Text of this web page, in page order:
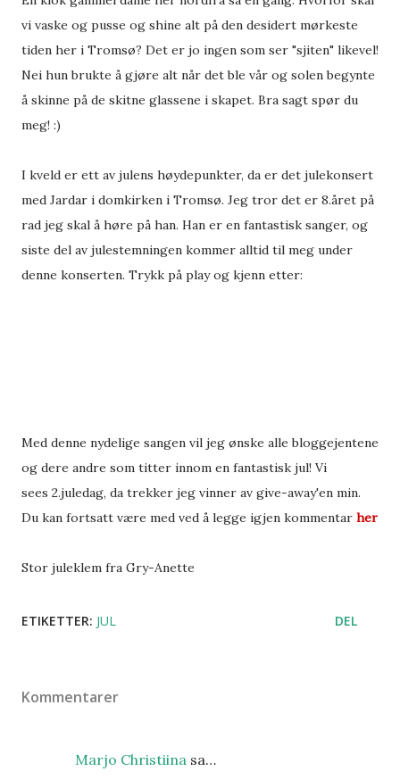
vi vaske og pusse og shine alt på den desidert mørkeste
tiden her i Tromsø? Det er jo ingen som ser "sjiten" likevel!
Nei hun brukte å gjøre alt når det ble vår og solen begynte
å skinne på de skitne glassene i skapet. Bra sagt spør du
meg! :)
I kveld er ett av julens høydepunkter, da er det julekonsert
med Jardar i domkirken i Tromsø. Jeg tror det er 8.året på
rad jeg skal å høre på han. Han er en fantastisk sanger, og
siste del av julestemningen kommer alltid til meg under
denne konserten. Trykk på play og kjenn etter:
Med denne nydelige sangen vil jeg ønske alle bloggejentene
og dere andre som titter innom en fantastisk jul! Vi
sees 2.juledag, da trekker jeg vinner av give-away'en min.
Du kan fortsatt være med ved å legge igjen kommentar her
Stor juleklem fra Gry-Anette
ETIKETTER: JUL DEL
Kommentarer
Marjo Christiina sa…